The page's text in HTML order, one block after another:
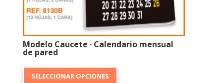
Modelo Caucete · Calendario mensual
de pared
SELECCIONAR OPCIONES